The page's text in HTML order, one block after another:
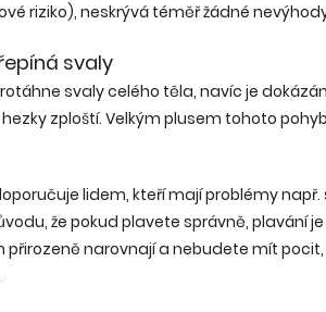
riziko), neskrývá téměř žádné
svaly
svaly celého těla, navíc je
zploští. Velkým plusem tohoto
lidem, kteří mají problémy
že pokud plavete správně, plavání
přirozeně narovnají a nebudete mít